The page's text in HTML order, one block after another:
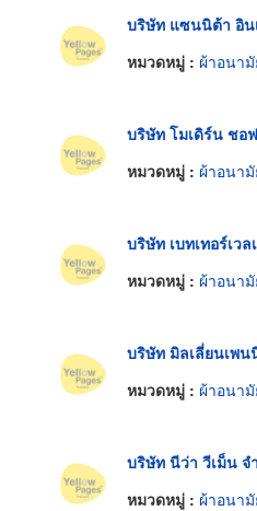
บริษัท แซนนิต้า อิน
หมวดหมู่ : ผ้าอนา
บริษัท โมเดิร์น ชอ
หมวดหมู่ : ผ้าอนา
บริษัท เบทเทอร์เว
หมวดหมู่ : ผ้าอนา
บริษัท มิลเลี่ยนเพน
หมวดหมู่ : ผ้าอนา
บริษัท นีว่า วีเม็น จ
หมวดหมู่ : ผ้าอนา